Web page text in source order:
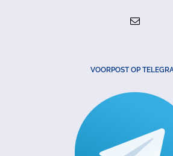
VOORPOST OP